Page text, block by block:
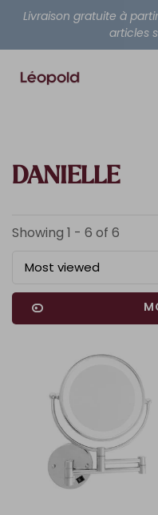
Livraison gratuite à
articles
DANIELLE
Showing 1 - 6 of 6
Most viewed